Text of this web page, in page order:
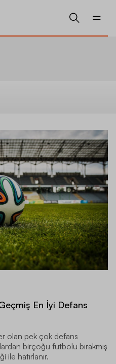
En İyi Defans
olan pek çok defans
birçoğu futbolu bırakmış
ile hatırlanır.